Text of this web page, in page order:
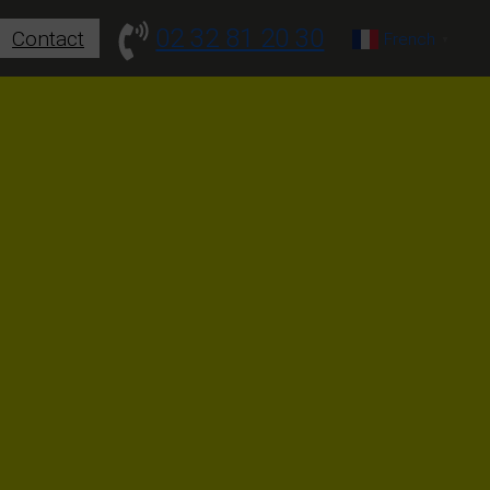
Contact 02 32 81 20 30 French